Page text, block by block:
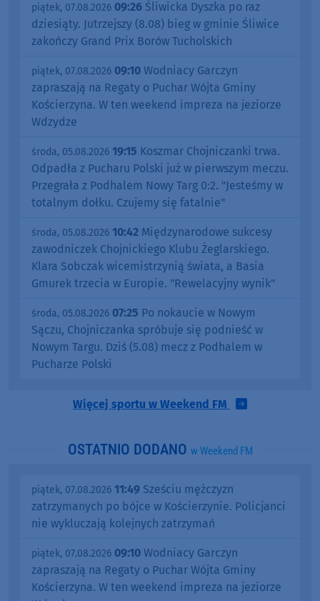
piątek, 07.08.2026 09:26 Śliwicka Dyszka po raz
dziesiąty. Jutrzejszy (8.08) bieg w gminie Śliwice
zakończy Grand Prix Borów Tucholskich
piątek, 07.08.2026 09:10 Wodniacy Garczyn
zapraszają na Regaty o Puchar Wójta Gminy
Kościerzyna. W ten weekend impreza na jeziorze
Wdzydze
środa, 05.08.2026 19:15 Koszmar Chojniczanki trwa.
Odpadła z Pucharu Polski już w pierwszym meczu.
Przegrała z Podhalem Nowy Targ 0:2. "Jesteśmy w
totalnym dołku. Czujemy się fatalnie"
środa, 05.08.2026 10:42 Międzynarodowe sukcesy
zawodniczek Chojnickiego Klubu Żeglarskiego.
Klara Sobczak wicemistrzynią świata, a Basia
Gmurek trzecia w Europie. "Rewelacyjny wynik"
środa, 05.08.2026 07:25 Po nokaucie w Nowym
Sączu, Chojniczanka spróbuje się podnieść w
Nowym Targu. Dziś (5.08) mecz z Podhalem w
Pucharze Polski
Więcej sportu w Weekend FM
OSTATNIO DODANO w Weekend FM
piątek, 07.08.2026 11:49 Sześciu mężczyzn
zatrzymanych po bójce w Kościerzynie. Policjanci
nie wykluczają kolejnych zatrzymań
piątek, 07.08.2026 09:10 Wodniacy Garczyn
zapraszają na Regaty o Puchar Wójta Gminy
Kościerzyna. W ten weekend impreza na jeziorze